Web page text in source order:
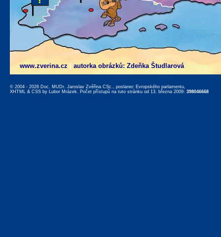
www.zverina.cz autorka obrázků: Zdeňka Študlarová
© 2004 - 2026 Doc. MUDr. Jaroslav Zvěřina CSc., poslanec Evropského parlamentu,
XHTML & CSS by Lubor Mrázek. Počet přístupů na tuto stránku od 13. března 2009: 398046668